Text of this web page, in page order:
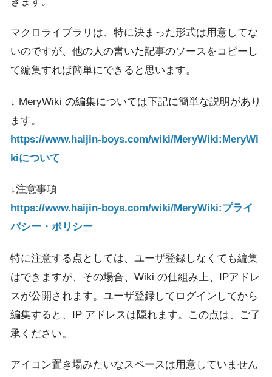
マクロライブラリは、特に決まった形式は用意してな
いのですが、他の人の書いた記事のソースをコピーし
て編集すれば簡単にできると思います。
↓ MeryWiki の編集については下記に簡単な説明があり
ます。
https://www.haijin-boys.com/wiki/MeryWiki:MeryWi
kiについて
↓注意事項
https://www.haijin-boys.com/wiki/MeryWiki:プライ
バシー・ポリシー
特に注意する点としては、ユーザ登録しなくても編集
はできますが、その場合、Wiki の仕組み上、IPアドレ
スが公開されます。ユーザ登録してログインしてから
編集すると、IP アドレスは隠れます。この点は、ご了
承ください。
アイコン置き場みたいなスペースは用意していません